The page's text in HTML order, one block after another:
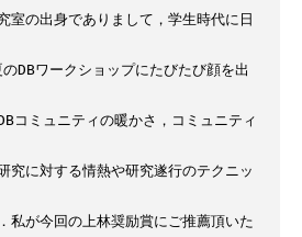
室の出身でありまして，学生時代に日
のDBワークショップにたびたび顔を出
コミュニティの暖かさ，コミュニティ
究に対する情熱や研究遂行のテクニッ
私が今回の上林奨励賞にご推薦頂いた